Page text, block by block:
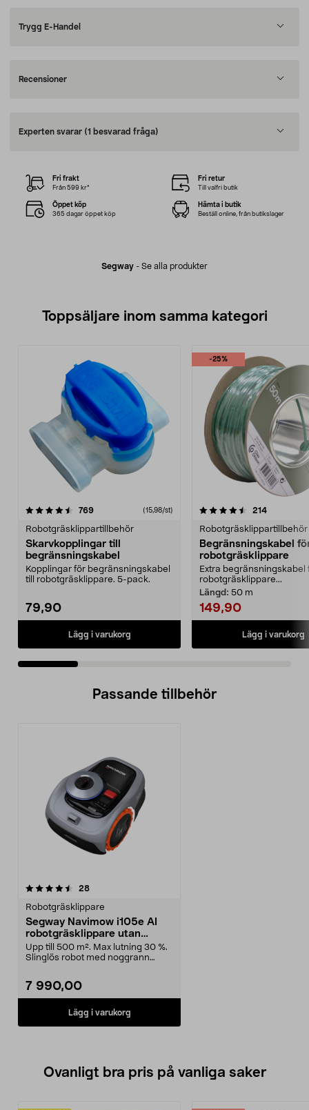
Trygg E-Handel
Recensioner
Experten svarar (1 besvarad fråga)
Segway - Se alla produkter
Fri frakt
Från 599 kr*
Fri retur
Till valfri butik
Öppet köp
365 dagar öppet köp
Hämta i butik
Beställ online, från butikslager
Toppsäljare inom samma kategori
769recensioner (15,98/st)
Robotgräsklippartillbehör
Skarvkopplingar till
begränsningskabel
Kopplingar för begränsningskabel
till robotgräsklippare. 5-pack.
79,90
Lägg i varukorg
-25%
4.5 av 5 stjärnor 214
Robotgräsklippartillbehör
Begränsningskabel
robotgräsklippare
Extra begränsningskabel
robotgräsklippare...
Längd: 50 m
149,90
Lägg i varukorg
4.5 av 5 stjärnor
Passande tillbehör
28recensioner
Robotgräsklippare
Segway Navimow i105e AI
robotgräsklippare utan
slinga, 500 m2
Upp till 500 m². Max lutning 30 %.
Slinglös robot med noggrann
7 990,00
Lägg i varukorg
Ovanligt bra pris på vanliga saker